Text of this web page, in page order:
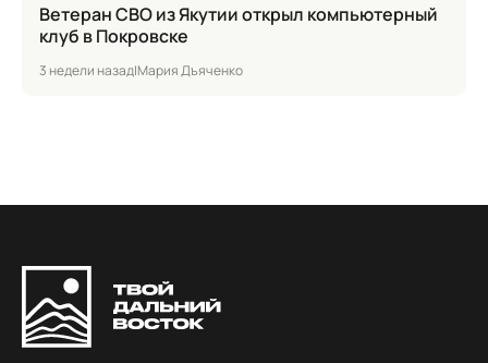
Ветеран СВО из Якутии открыл компьютерный
клуб в Покровске
3 недели назад|Мария Дъяченко